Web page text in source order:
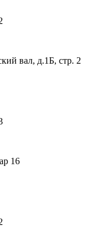
вал, д.1Б, стр. 2
16